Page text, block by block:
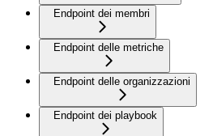
Endpoint dei membri
Endpoint delle metriche
Endpoint delle organizzazioni
Endpoint dei playbook